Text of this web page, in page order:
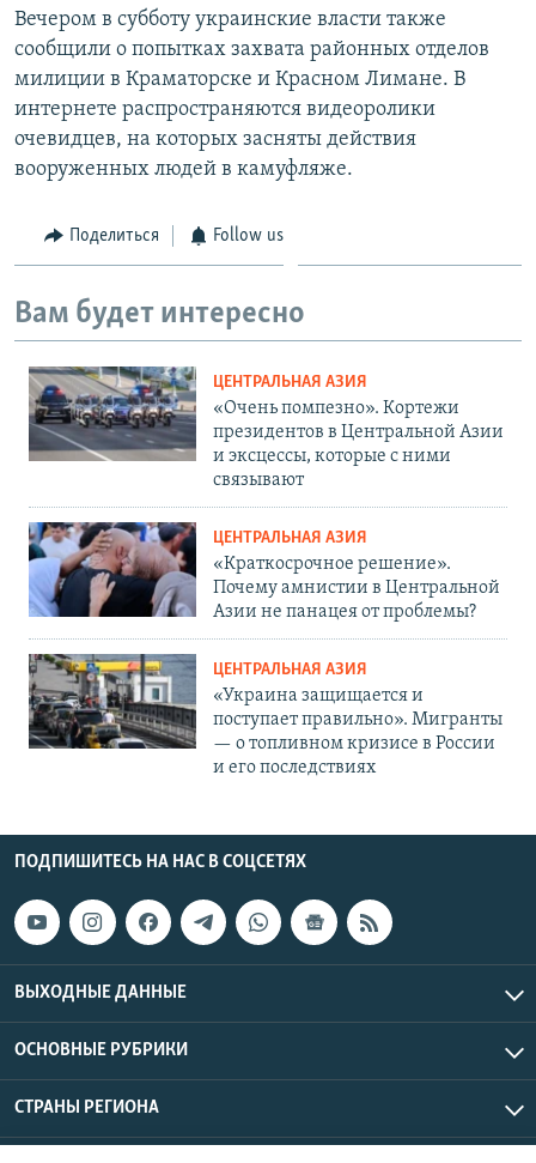
Вечером в субботу украинские власти также
сообщили о попытках захвата районных отделов
милиции в Краматорске и Красном Лимане. В
интернете распространяются видеоролики
очевидцев, на которых засняты действия
вооруженных людей в камуфляже.
Поделиться Follow us
Вам будет интересно
ЦЕНТРАЛЬНАЯ АЗИЯ
«Очень помпезно». Кортежи
президентов в Центральной Азии
и эксцессы, которые с ними
связывают
ЦЕНТРАЛЬНАЯ АЗИЯ
«Краткосрочное решение».
Почему амнистии в Центральной
Азии не панацея от проблемы?
ЦЕНТРАЛЬНАЯ АЗИЯ
«Украина защищается и
поступает правильно». Мигранты
— о топливном кризисе в России
и его последствиях
ПОДПИШИТЕСЬ НА НАС В СОЦСЕТЯХ
ВЫХОДНЫЕ ДАННЫЕ
ОСНОВНЫЕ РУБРИКИ
СТРАНЫ РЕГИОНА